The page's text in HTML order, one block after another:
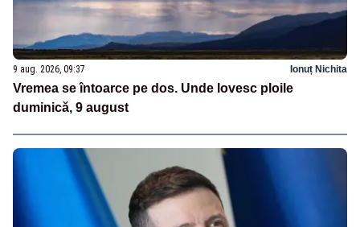
9 aug. 2026, 09:37 Ionuț Nichita
Vremea se întoarce pe dos. Unde lovesc ploile
duminică, 9 august